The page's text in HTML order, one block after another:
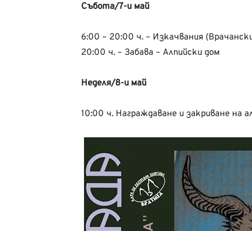
Събота/7-и май
6:00 – 20:00 ч. – Изкачвания
20:00 ч. – Забава – Алпийски дом
Неделя/8-и май
10:00 ч. Награждаване и закриване на